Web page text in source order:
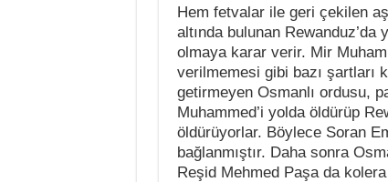
Hem fetvalar ile geri çekilen
altında bulunan
olmaya karar verir. Mir
verilmemesi gibi bazı şartları
getirmeyen Osmanlı ordusu,
Muhammed’i yolda öldürüp
öldürüyorlar. Böylece Soran
bağlanmıştır. Daha sonra
Reşid Mehmed Paşa da kolera